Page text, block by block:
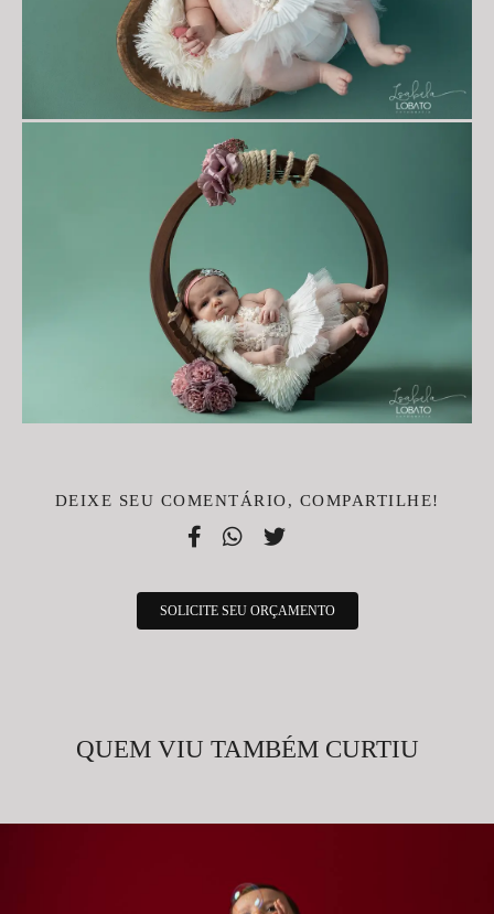
DEIXE SEU COMENTÁRIO, COMPARTILHE!
SOLICITE SEU ORÇAMENTO
QUEM VIU TAMBÉM CURTIU